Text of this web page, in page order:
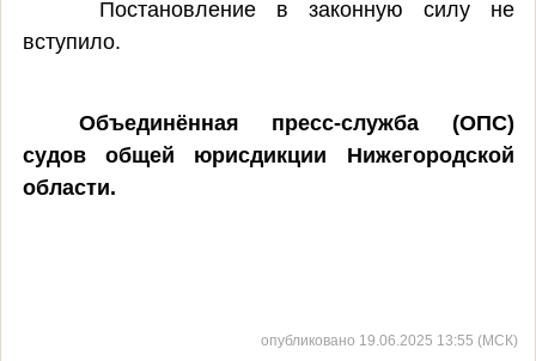
Постановление в законную силу не
вступило.
Объединённая пресс-служба (ОПС)
судов общей юрисдикции Нижегородской
области.
опубликовано 19.06.2025 13:55 (МСК)